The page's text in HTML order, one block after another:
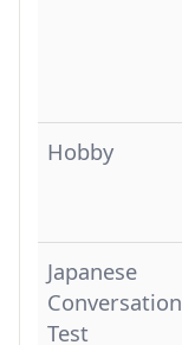
Hobby
Japanese
Conversation
Test